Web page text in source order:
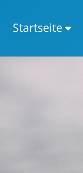
Startseite
Infos
Mit